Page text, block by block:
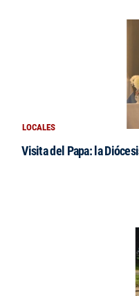
LOCALES
Visita del Papa: la